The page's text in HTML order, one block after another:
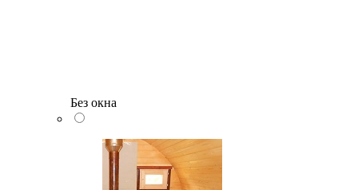
Без окна